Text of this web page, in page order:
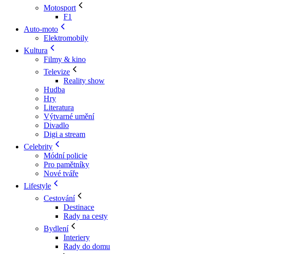
Motosport
F1
Auto-moto
Elektromobily
Kultura
Filmy & kino
Televize
Reality show
Hudba
Hry
Literatura
Výtvarné umění
Divadlo
Digi a stream
Celebrity
Módní policie
Pro pamětníky
Nové tváře
Lifestyle
Cestování
Destinace
Rady na cesty
Bydlení
Interiery
Rady do domu